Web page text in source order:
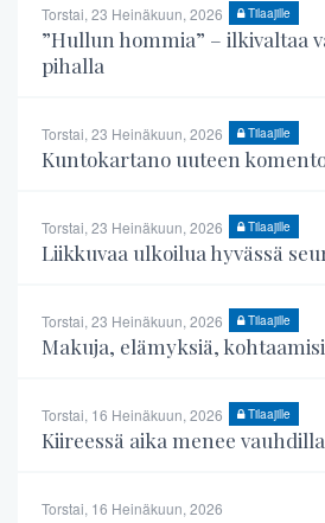
Torstai, 23 Heinäkuun, 2026 Tilaajille
”Hullun hommia” – ilkivaltaa
pihalla
Torstai, 23 Heinäkuun, 2026 Tilaajille
Kuntokartano uuteen
Torstai, 23 Heinäkuun, 2026 Tilaajille
Liikkuvaa ulkoilua hyvässä
Torstai, 23 Heinäkuun, 2026 Tilaajille
Makuja, elämyksiä,
Torstai, 16 Heinäkuun, 2026 Tilaajille
Kiireessä aika menee vauhdilla
Torstai, 16 Heinäkuun, 2026